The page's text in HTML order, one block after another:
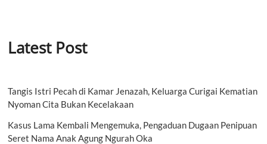
Latest Post
Tangis Istri Pecah di Kamar Jenazah, Keluarga Curigai Kematian
Nyoman Cita Bukan Kecelakaan
Kasus Lama Kembali Mengemuka, Pengaduan Dugaan Penipuan
Seret Nama Anak Agung Ngurah Oka